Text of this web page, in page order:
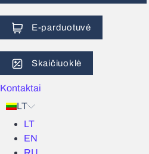
E-parduotuvė
Skaičiuoklė
Kontaktai
LT
LT
EN